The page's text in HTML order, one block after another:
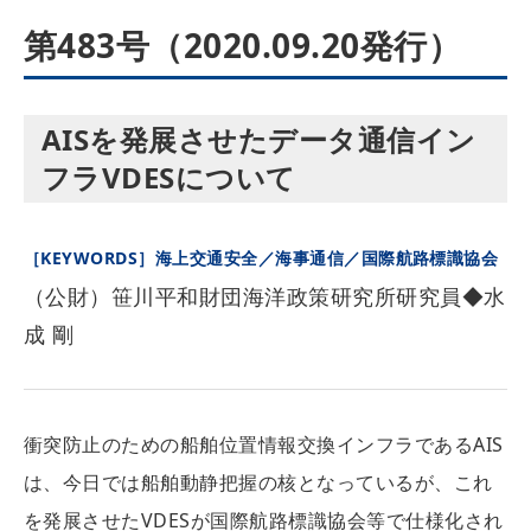
第483号（2020.09.20発行）
AISを発展させたデータ通信イン
フラVDESについて
［KEYWORDS］海上交通安全／海事通信／国際航路標識協会
（公財）笹川平和財団海洋政策研究所研究員◆水
成 剛
衝突防止のための船舶位置情報交換インフラであるAIS
は、今日では船舶動静把握の核となっているが、これ
を発展させたVDESが国際航路標識協会等で仕様化され